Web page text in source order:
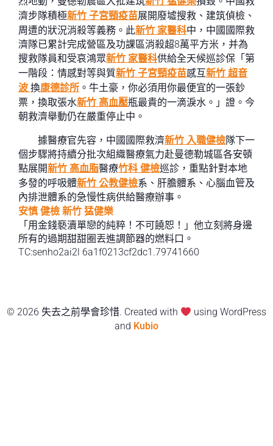
濟步隊積極新竹 子宮頸疫苗展開廢墟搜救、建筑偵檢、
周遭的狀況消殺等義務。此新竹 家醫科中，中國國際救
濟隊已累計完成營區及功課區消殺超8萬平方米，并為
搜救隊員和受哀鴻眾新竹 家醫科供給全天候巡診保「第
一階段：情感對等與質新竹 子宮頸疫苗感互新竹 超音
波 換康德診所 。牛土豪，你必須用你最便宜的一張鈔
票，換取張水新竹 高血壓瓶最貴的一滴淚水。」證。今
朝救濟舉動仍在嚴重停止中。
據醫療官先容，中國國際救濟新竹 入職健檢隊下一
個步驟將持續分批次組織醫療氣力赴曼德勒城區各安頓
點展開新竹 高血脂醫療竹科 健檢巡診，重點針對本地
多發的呼吸體新竹 公教健檢系、肝膽體系、心腦血管及
內排泄體系的急慢性病供給醫療辦事。
安慎 健檢 新竹 猛健樂
「用金錢褻瀆單戀的純粹！不可饒恕！」他立刻將身邊
所有的過期甜甜圈丟進調節器的燃料口。
TC:senho2ai2l 6a1f0213cf2dc1.79741660
© 2026 失去之前學會珍惜. Created with
using WordPress
and Kubio